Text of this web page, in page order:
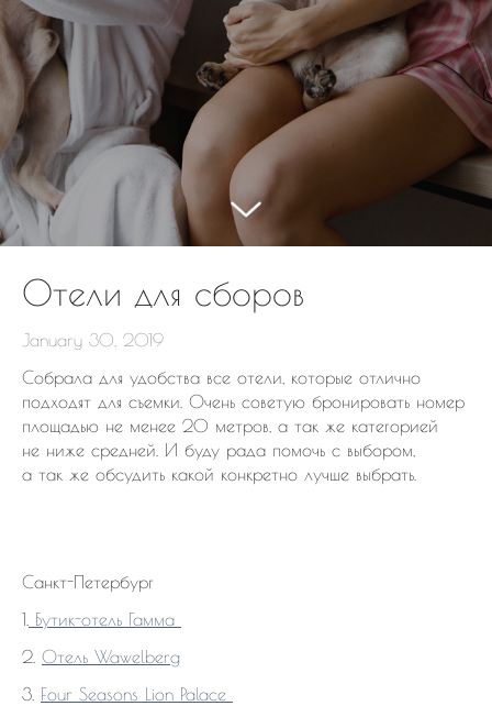
Отели для сборов
January 30, 2019
Собрала для удобства все отели, которые отлично
подходят для съемки. Очень советую бронировать номер
площадью не менее 20 метров, а так же категорией
не ниже средней. И буду рада помочь с выбором,
а так же обсудить какой конкретно лучше выбрать.
Санкт-Петербург
1.
Бутик-отель Гамма
2. Отель Wawelberg
3. Four Seasons Lion Palace